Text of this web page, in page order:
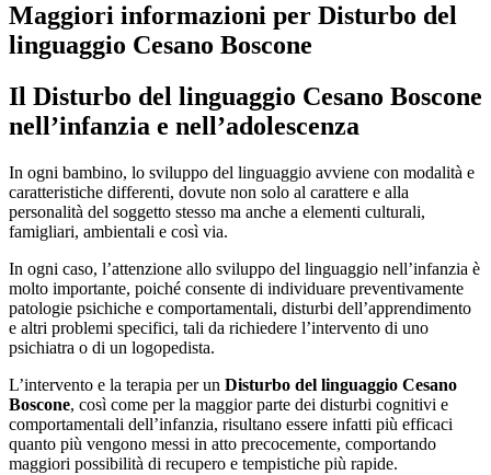
Maggiori informazioni per Disturbo del
linguaggio Cesano Boscone
Il Disturbo del linguaggio Cesano Boscone
nell’infanzia e nell’adolescenza
In ogni bambino, lo sviluppo del linguaggio avviene con modalità e
caratteristiche differenti, dovute non solo al carattere e alla
personalità del soggetto stesso ma anche a elementi culturali,
famigliari, ambientali e così via.
In ogni caso, l’attenzione allo sviluppo del linguaggio nell’infanzia è
molto importante, poiché consente di individuare preventivamente
patologie psichiche e comportamentali, disturbi dell’apprendimento
e altri problemi specifici, tali da richiedere l’intervento di uno
psichiatra o di un logopedista.
L’intervento e la terapia per un Disturbo del linguaggio Cesano
Boscone, così come per la maggior parte dei disturbi cognitivi e
comportamentali dell’infanzia, risultano essere infatti più efficaci
quanto più vengono messi in atto precocemente, comportando
maggiori possibilità di recupero e tempistiche più rapide.